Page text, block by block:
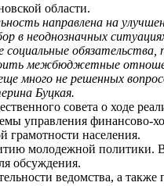
области.
направлена на
в неоднозначных
обязательства,
межбюджетные
много не решенных
Буцкая.
совета о ходе
управления финансово-
населения.
молодежной политики.
обсуждения.
ведомства, а также